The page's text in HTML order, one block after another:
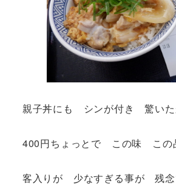
親子丼にも シンが付き 驚い
400円ちょっとで この味 この
客入りが 少なすぎる事が 残